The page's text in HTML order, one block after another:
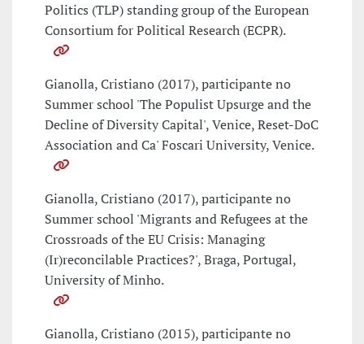
Politics (TLP) standing group of the European
Consortium for Political Research (ECPR).
Gianolla, Cristiano (2017), participante no
Summer school 'The Populist Upsurge and the
Decline of Diversity Capital', Venice, Reset-DoC
Association and Ca' Foscari University, Venice.
Gianolla, Cristiano (2017), participante no
Summer school 'Migrants and Refugees at the
Crossroads of the EU Crisis: Managing
(Ir)reconcilable Practices?', Braga, Portugal,
University of Minho.
Gianolla, Cristiano (2015), participante no